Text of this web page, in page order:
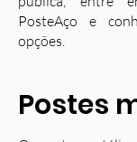
PosteAço e
opções.
Postes